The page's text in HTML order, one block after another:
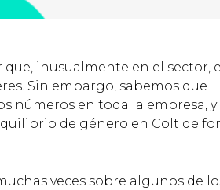
inusualmente en el sector,
Sin embargo, sabemos que
números en toda la empresa, y
de género en Colt de
veces sobre algunos de